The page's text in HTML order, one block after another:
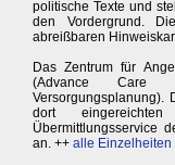
politische Texte und
den Vordergrund.
abreißbaren
Das Zentrum für
(Advance Care
Versorgungsplanung).
dort eingereichten
Übermittlungsservice
an. ++ alle Einzelheiten